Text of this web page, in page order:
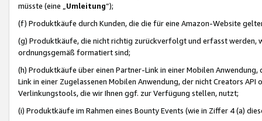
müsste (eine „ Umleitung“);
(f) Produktkäufe durch Kunden, die die für eine Amazon-Website
(g) Produktkäufe, die nicht richtig zurückverfolgt und erfasst werden,
ordnungsgemäß formatiert sind;
(h) Produktkäufe über einen Partner-Link in einer Mobilen
Link in einer Zugelassenen Mobilen Anwendung, der nicht Creators
Verlinkungstools, die wir Ihnen ggf. zur Verfügung stellen, nutzt;
(i) Produktkäufe im Rahmen eines Bounty Events (wie in Ziffer 4 (a)